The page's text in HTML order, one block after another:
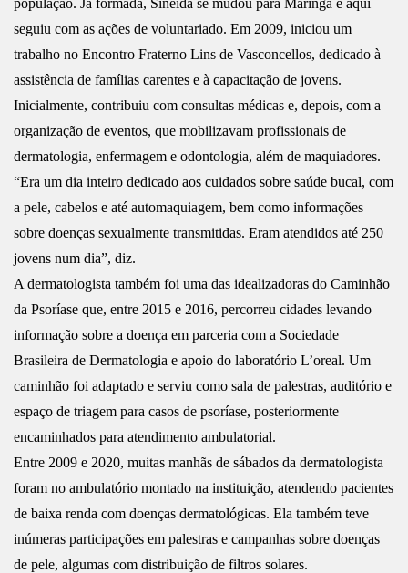
população. Já formada, Sineida se mudou para Maringá e aqui
seguiu com as ações de voluntariado. Em 2009, iniciou um
trabalho no Encontro Fraterno Lins de Vasconcellos, dedicado à
assistência de famílias carentes e à capacitação de jovens.
Inicialmente, contribuiu com consultas médicas e, depois, com a
organização de eventos, que mobilizavam profissionais de
dermatologia, enfermagem e odontologia, além de maquiadores.
“Era um dia inteiro dedicado aos cuidados sobre saúde bucal, com
a pele, cabelos e até automaquiagem, bem como informações
sobre doenças sexualmente transmitidas. Eram atendidos até 250
jovens num dia”, diz.
A dermatologista também foi uma das idealizadoras do Caminhão
da Psoríase que, entre 2015 e 2016, percorreu cidades levando
informação sobre a doença em parceria com a Sociedade
Brasileira de Dermatologia e apoio do laboratório L’oreal. Um
caminhão foi adaptado e serviu como sala de palestras, auditório e
espaço de triagem para casos de psoríase, posteriormente
encaminhados para atendimento ambulatorial.
Entre 2009 e 2020, muitas manhãs de sábados da dermatologista
foram no ambulatório montado na instituição, atendendo pacientes
de baixa renda com doenças dermatológicas. Ela também teve
inúmeras participações em palestras e campanhas sobre doenças
de pele, algumas com distribuição de filtros solares.